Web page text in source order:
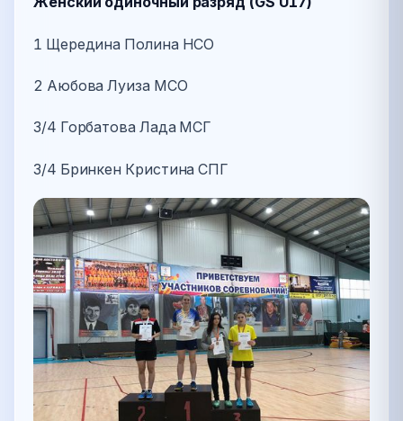
1 Щередина Полина НСО
2 Аюбова Луиза МСО
3/4 Горбатова Лада МСГ
3/4 Бринкен Кристина СПГ